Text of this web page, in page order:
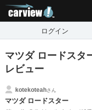
ログイン
マツダ ロードスタ
レビュー
kotekoteahさん
マツダ ロードスター